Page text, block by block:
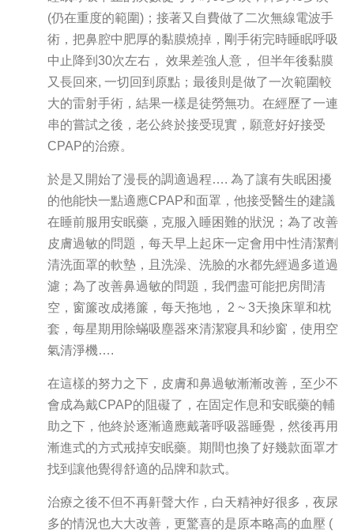
(仍在重度的範圍)；接著又自費做了二次無線電波手
術，把鼻腔中肥厚的黏膜燒掉，剛手術完時睡眠呼吸
中止降到30次左右， 效果差強人意， 但半年後黏膜
又長回來, 一切回到原點；最後則是做了一次範圍較
大的雷射手術，結果一樣是徒勞無功。在經歷了一連
串的嘗試之後，老公終於接受現實，願意好好接受
CPAP的治療。
於是又開始了漫長的調適過程…. 為了讓有失眠困擾
的他能快一點適應CPAP和面罩，他接受醫生的建議
在睡前服用安眠藥，克服入睡困難的狀況；為了改善
皮膚過敏的問題，每天早上起床一定會用中性清潔劑
清洗面罩的軟墊，且洗澡、洗臉的水都先經過多道過
濾；為了改善鼻過敏的問題，我們盡可能把房間清
空，窗簾改成捲簾，每天拖地， 2 ~ 3天換床單和枕
套，每星期用除蟎吸塵器來清潔寢具和紗窗，使用空
氣清淨機….
在這樣的努力之下，皮膚和鼻過敏漸漸改善，至少不
會成為戴CPAP的阻礙了，在固定作息和安眠藥的輔
助之下，他終於逐漸適應戴著呼吸器睡覺，然後再用
漸進式的方式戒掉安眠藥。期間也換了好幾款面罩才
找到讓他覺得舒適的品牌和款式。
治療之後不但不再鼾聲大作，白天精神好很多，夜尿
多的情況也大大改善，更驚喜的是原本略高的血壓 (